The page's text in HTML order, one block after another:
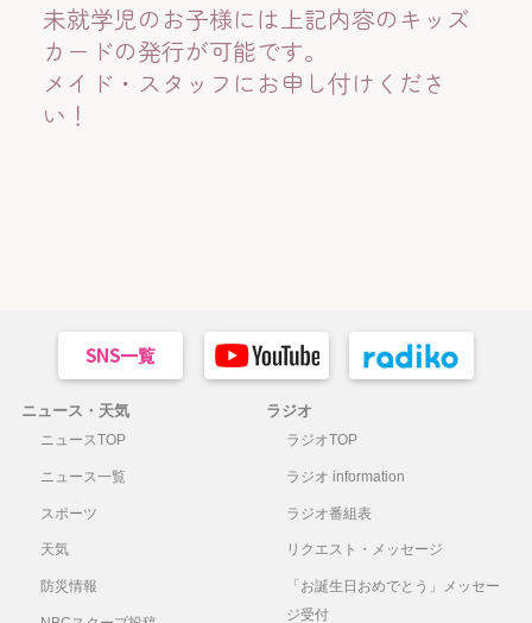
未就学児のお子様には上記内容のキッズ
カードの発行が可能です。
メイド・スタッフにお申し付けくださ
い！
ニュース・天気
ニュースTOP
ニュース一覧
スポーツ
天気
防災情報
ラジオ
ラジオTOP
ラジオ information
ラジオ番組表
リクエスト・メッセージ
「お誕生日おめでとう」メッセー
ジ受付